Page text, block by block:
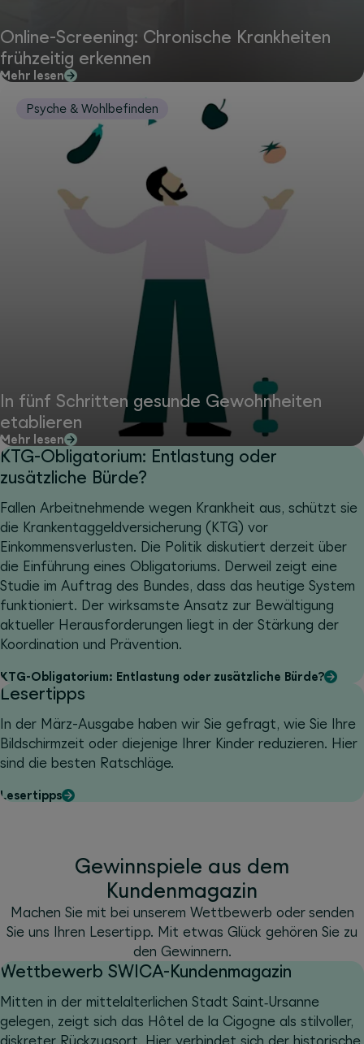
Online-Screening: Chronische Krankheiten
frühzeitig erkennen
Mehr lesen
Psyche & Wohlbefinden
In fünf Schritten gesunde Gewohnheiten
etablieren
Mehr lesen
KTG-Obligatorium: Entlastung oder
zusätzliche Bürde?
Fallen Arbeitnehmende wegen Krankheit aus, schützt sie
die Krankentaggeldversicherung (KTG) vor
Einkommensverlusten. Die Politik diskutiert derzeit über
die Einführung eines Obligatoriums. Derweil zeigt eine
Studie im Auftrag des Bundes, dass das heutige System
funktioniert. Der wirksamste Ansatz zur Bewältigung
aktueller Herausforderungen liegt in der Stärkung der
Koordination und Prävention.
KTG-Obligatorium: Entlastung oder zusätzliche Bürde?
Lesertipps
In der März-Ausgabe haben wir Sie gefragt, wie Sie Ihre
Bildschirmzeit oder diejenige Ihrer Kinder reduzieren. Hier
sind die besten Ratschläge.
Lesertipps
Gewinnspiele aus dem
Kundenmagazin
Machen Sie mit bei unserem Wettbewerb oder senden
Sie uns Ihren Lesertipp. Mit etwas Glück gehören Sie zu
den Gewinnern.
Wettbewerb SWICA-Kundenmagazin
Mitten in der mittelalterlichen Stadt Saint‑Ursanne
gelegen, zeigt sich das Hôtel de la Cigogne als stilvoller,
diskreter Rückzugsort. Hier verbindet sich der historische